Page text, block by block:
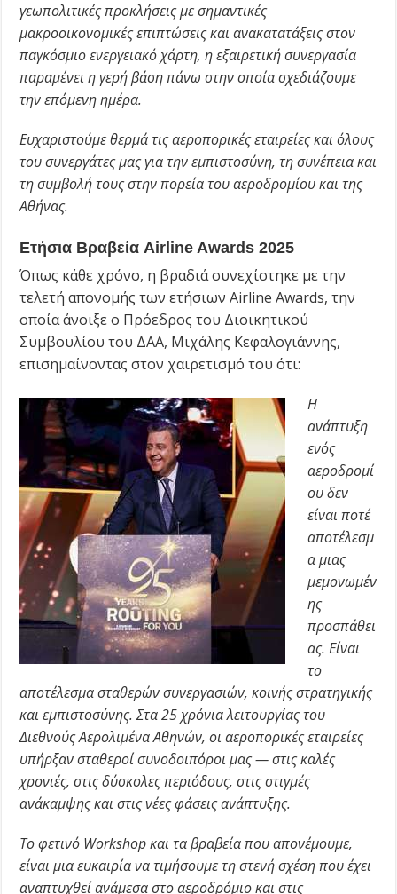
γεωπολιτικές προκλήσεις με σημαντικές
μακροοικονομικές επιπτώσεις και ανακατατάξεις στον
παγκόσμιο ενεργειακό χάρτη, η εξαιρετική συνεργασία
παραμένει η γερή βάση πάνω στην οποία σχεδιάζουμε
την επόμενη ημέρα.
Ευχαριστούμε θερμά τις αεροπορικές εταιρείες και όλους
του συνεργάτες μας για την εμπιστοσύνη, τη συνέπεια και
τη συμβολή τους στην πορεία του αεροδρομίου και της
Αθήνας.
Ετήσια Βραβεία Airline Awards 2025
Όπως κάθε χρόνο, η βραδιά συνεχίστηκε με την
τελετή απονομής των ετήσιων Airline Awards, την
οποία άνοιξε ο Πρόεδρος του Διοικητικού
Συμβουλίου του ΔΑΑ, Μιχάλης Κεφαλογιάννης,
επισημαίνοντας στον χαιρετισμό του ότι:
Η
ανάπτυξη
ενός
αεροδρομί
ου δεν
είναι ποτέ
αποτέλεσμ
α μιας
μεμονωμέν
ης
προσπάθει
ας. Είναι
το
αποτέλεσμα σταθερών συνεργασιών, κοινής στρατηγικής
και εμπιστοσύνης. Στα 25 χρόνια λειτουργίας του
Διεθνούς Αερολιμένα Αθηνών, οι αεροπορικές εταιρείες
υπήρξαν σταθεροί συνοδοιπόροι μας — στις καλές
χρονιές, στις δύσκολες περιόδους, στις στιγμές
ανάκαμψης και στις νέες φάσεις ανάπτυξης.
Το φετινό Workshop και τα βραβεία που απονέμουμε,
είναι μια ευκαιρία να τιμήσουμε τη στενή σχέση που έχει
αναπτυχθεί ανάμεσα στο αεροδρόμιο και στις